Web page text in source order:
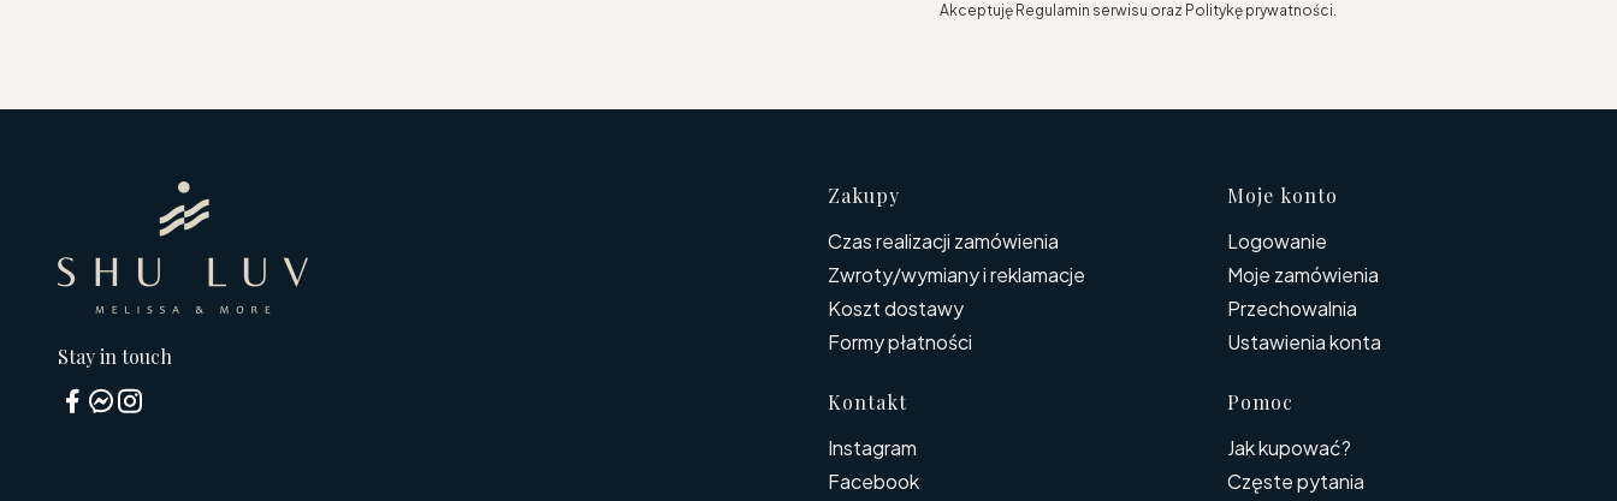
Akceptuję Regulamin serwisu oraz Politykę prywatności.
Stay in touch
Linki w stopce
Zakupy
Czas realizacji zamówienia
Zwroty/wymiany i reklamacje
Koszt dostawy
Formy płatności
Moje konto
Logowanie
Moje zamówienia
Przechowalnia
Ustawienia konta
Kontakt
Instagram
Facebook
Pomoc
Jak kupować?
Częste pytania